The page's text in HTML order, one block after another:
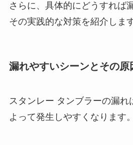
さらに、具体的にどうすれば
その実践的な対策を紹介します
漏れやすいシーンとその原
スタンレー タンブラーの漏れ
よって発生しやすくなります。